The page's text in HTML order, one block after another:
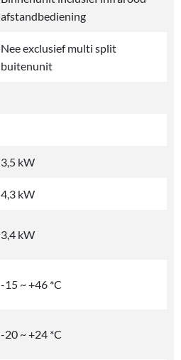
afstandbediening
Nee exclusief multi split
buitenunit
3,5 kW
4,3 kW
3,4 kW
-15 ~ +46 *C
-20 ~ +24 *C